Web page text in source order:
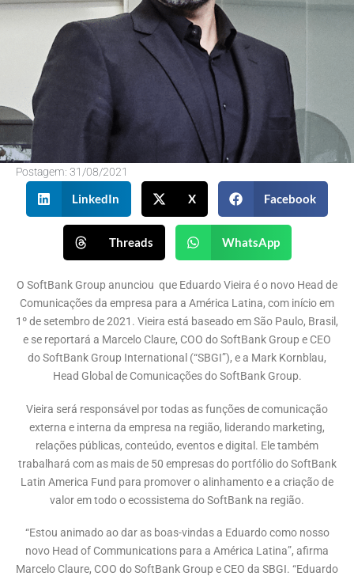
Postagem: 31/08/2021
LinkedIn X Facebook
Threads WhatsApp
O SoftBank Group anunciou que Eduardo Vieira é o novo Head de
Comunicações da empresa para a América Latina, com início em
1º de setembro de 2021. Vieira está baseado em São Paulo, Brasil,
e se reportará a Marcelo Claure, COO do SoftBank Group e CEO
do SoftBank Group International (“SBGI”), e a Mark Kornblau,
Head Global de Comunicações do SoftBank Group.
Vieira será responsável por todas as funções de comunicação
externa e interna da empresa na região, liderando marketing,
relações públicas, conteúdo, eventos e digital. Ele também
trabalhará com as mais de 50 empresas do portfólio do SoftBank
Latin America Fund para promover o alinhamento e a criação de
valor em todo o ecossistema do SoftBank na região.
“Estou animado ao dar as boas-vindas a Eduardo como nosso
novo Head of Communications para a América Latina”, afirma
Marcelo Claure, COO do SoftBank Group e CEO da SBGI. “Eduardo